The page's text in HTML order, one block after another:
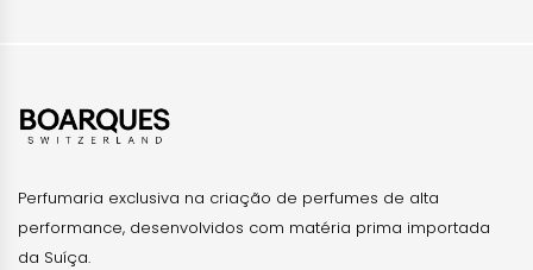
Perfumaria exclusiva na criação de perfumes de alta
performance, desenvolvidos com matéria prima importada
da Suíça.